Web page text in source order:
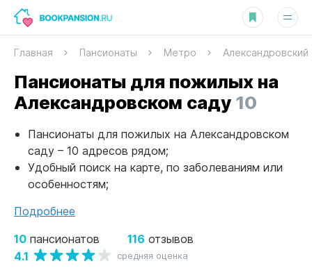
Главная Пансионаты Метро Александровский
Пансионаты для пожилых на
Александровском саду10
Пансионаты для пожилых на Александровском
саду – 10 адресов рядом;
Удобный поиск на карте, по заболеваниям или
особенностям;
Подробнее
10 пансионатов 116 отзывов
4.1 средняя оценка